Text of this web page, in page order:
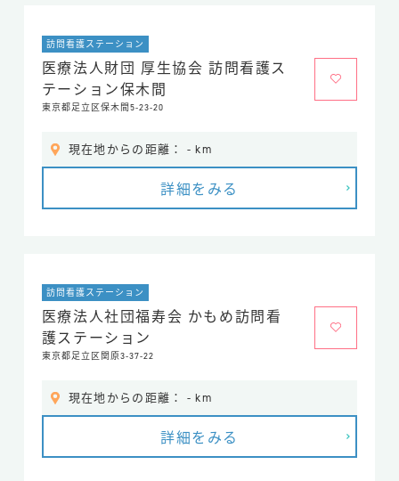
訪問看護ステーション
医療法人財団 厚生協会 訪問看護ス
テーション保木間
東京都足立区保木間5-23-20
現在地からの距離： - km
詳細をみる
訪問看護ステーション
医療法人社団福寿会 かもめ訪問看
護ステーション
東京都足立区関原3-37-22
現在地からの距離： - km
詳細をみる